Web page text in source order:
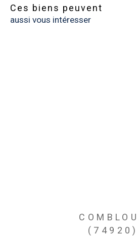
Ces biens peuvent
aussi vous intéresser
(74920)